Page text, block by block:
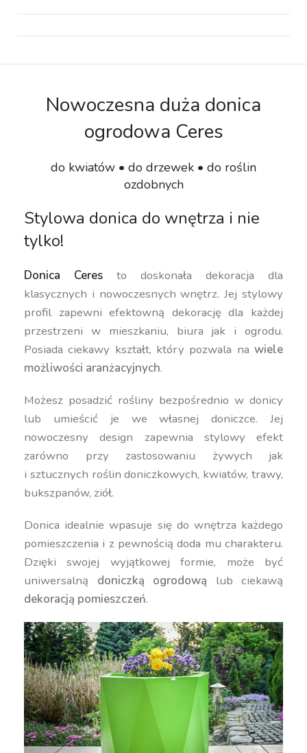
Nowoczesna duża donica
ogrodowa Ceres
do kwiatów • do drzewek • do roślin
ozdobnych
Stylowa donica do wnętrza i nie
tylko!
Donica Ceresto doskonała dekoracja dla
klasycznych i nowoczesnych wnętrz. Jej stylowy
profil zapewni efektowną dekorację dla każdej
przestrzeni w mieszkaniu, biura jak i ogrodu.
Posiada ciekawy kształt, który pozwala na wiele
możliwości aranżacyjnych.
Możesz posadzić rośliny bezpośrednio w donicy
lub umieścić je we własnej doniczce. Jej
nowoczesny design zapewnia stylowy efekt
zarówno przy zastosowaniu żywych jak
i sztucznych roślin doniczkowych, kwiatów, trawy,
bukszpanów, ziół.
Donica idealnie wpasuje się do wnętrza każdego
pomieszczenia i z pewnością doda mu charakteru.
Dzięki swojej wyjątkowej formie, może być
uniwersalną doniczką ogrodową lub ciekawą
dekoracją pomieszczeń.